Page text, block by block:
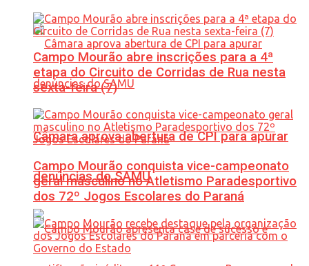
Câmara aprova abertura de CPI para apurar
denúncias do SAMU
Campo Mourão abre inscrições para a 4ª
etapa do Circuito de Corridas de Rua nesta
sexta-feira (7)
Campo Mourão conquista vice-campeonato
geral masculino no Atletismo Paradesportivo
dos 72º Jogos Escolares do Paraná